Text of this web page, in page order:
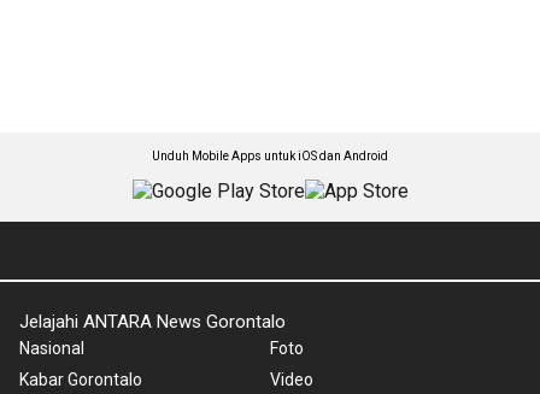
Unduh Mobile Apps untuk iOS dan Android
Jelajahi ANTARA News Gorontalo
Nasional
Kabar Gorontalo
Foto
Video